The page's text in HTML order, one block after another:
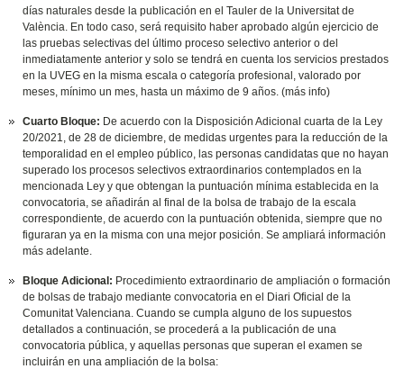
días naturales desde la publicación en el Tauler de la Universitat de
València. En todo caso, será requisito haber aprobado algún ejercicio de
las pruebas selectivas del último proceso selectivo anterior o del
inmediatamente anterior y solo se tendrá en cuenta los servicios prestados
en la UVEG en la misma escala o categoría profesional, valorado por
meses, mínimo un mes, hasta un máximo de 9 años. (más info)
Cuarto Bloque: De acuerdo con la Disposición Adicional cuarta de la Ley
20/2021, de 28 de diciembre, de medidas urgentes para la reducción de la
temporalidad en el empleo público, las personas candidatas que no hayan
superado los procesos selectivos extraordinarios contemplados en la
mencionada Ley y que obtengan la puntuación mínima establecida en la
convocatoria, se añadirán al final de la bolsa de trabajo de la escala
correspondiente, de acuerdo con la puntuación obtenida, siempre que no
figuraran ya en la misma con una mejor posición. Se ampliará información
más adelante.
Bloque Adicional: Procedimiento extraordinario de ampliación o formación
de bolsas de trabajo mediante convocatoria en el Diari Oficial de la
Comunitat Valenciana. Cuando se cumpla alguno de los supuestos
detallados a continuación, se procederá a la publicación de una
convocatoria pública, y aquellas personas que superan el examen se
incluirán en una ampliación de la bolsa: